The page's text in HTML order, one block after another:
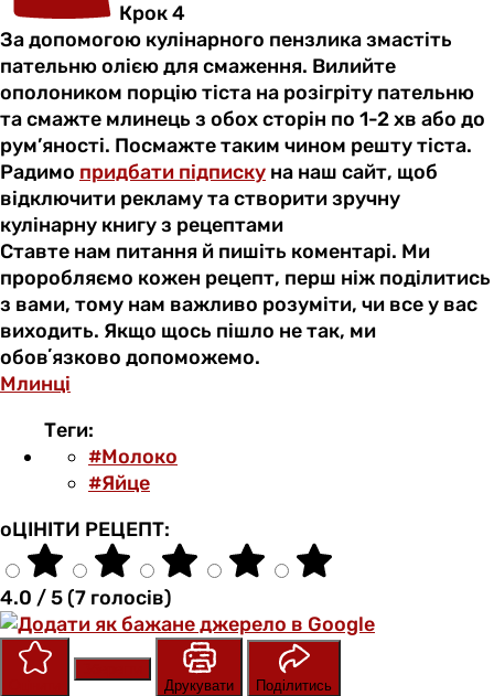
Крок 4
За допомогою кулінарного пензлика змастіть
пательню олією для смаження. Вилийте
ополоником порцію тіста на розігріту пательню
та смажте млинець з обох сторін по 1-2 хв або до
рум’яності. Посмажте таким чином решту тіста.
Радимо придбати підписку на наш сайт, щоб
відключити рекламу та створити зручну
кулінарну книгу з рецептами
Ставте нам питання й пишіть коментарі. Ми
проробляємо кожен рецепт, перш ніж поділитись
з вами, тому нам важливо розуміти, чи все у вас
виходить. Якщо щось пішло не так, ми
обовʼязково допоможемо.
Млинці
Теги:
#Молоко
#Яйце
оЦІНІТИ РЕЦЕПТ:
4.0 / 5 (7 голосів)
Друкувати
Поділитись